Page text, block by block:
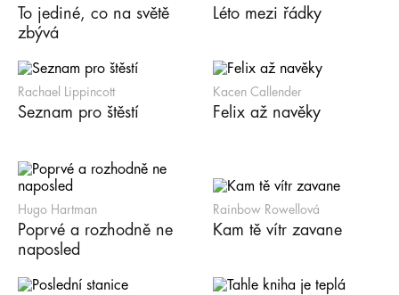
To jediné, co na světě
zbývá
Léto mezi řádky
Rachael Lippincott
Seznam pro štěstí
Kacen Callender
Felix až navěky
Hugo Hartman
Poprvé a rozhodně ne
naposled
Rainbow Rowellová
Kam tě vítr zavane